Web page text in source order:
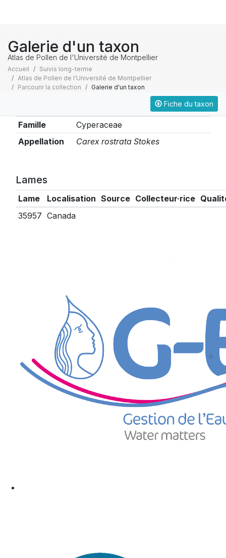
Galerie d'un taxon
Atlas de Pollen de l'Université de Montpellier
Accueil
Suivis long-terme
Atlas de Pollen de l'Université de Montpellier
Parcourir la collection
Galerie d'un taxon
Fiche du taxon
Famille
Cyperaceae
Appellation
Carex rostrata Stokes
Lames
Lame Localisation Source Collecteur·rice
35957 Canada